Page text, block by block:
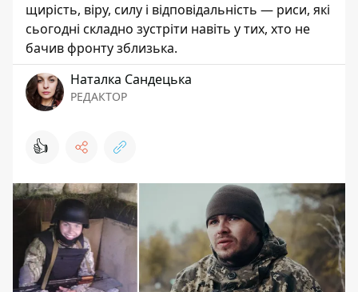
щирість, віру, силу і відповідальність — риси, які
сьогодні складно зустріти навіть у тих, хто не
бачив фронту зблизька.
Наталка Сандецька
РЕДАКТОР
👍